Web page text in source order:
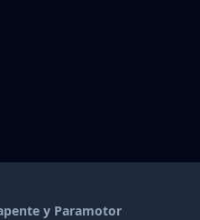
y Paramotor